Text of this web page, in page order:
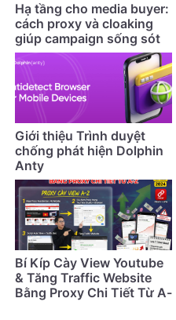
Hạ tầng cho media buyer:
cách proxy và cloaking
giúp campaign sống sót
lâu hơn
Giới thiệu Trình duyệt
chống phát hiện Dolphin
Anty
Bí Kíp Cày View Youtube
& Tăng Traffic Website
Bằng Proxy Chi Tiết Từ A-